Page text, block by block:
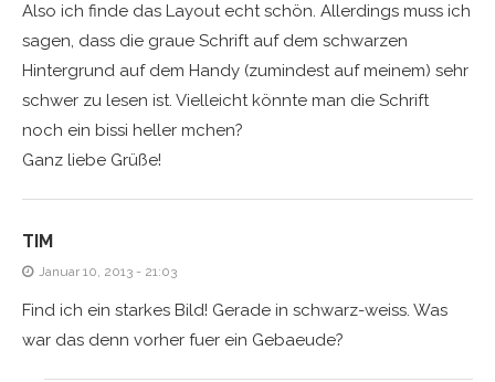
Also ich finde das Layout echt schön. Allerdings muss ich
sagen, dass die graue Schrift auf dem schwarzen
Hintergrund auf dem Handy (zumindest auf meinem) sehr
schwer zu lesen ist. Vielleicht könnte man die Schrift
noch ein bissi heller mchen?
Ganz liebe Grüße!
TIM
Januar 10, 2013 - 21:03
Find ich ein starkes Bild! Gerade in schwarz-weiss. Was
war das denn vorher fuer ein Gebaeude?